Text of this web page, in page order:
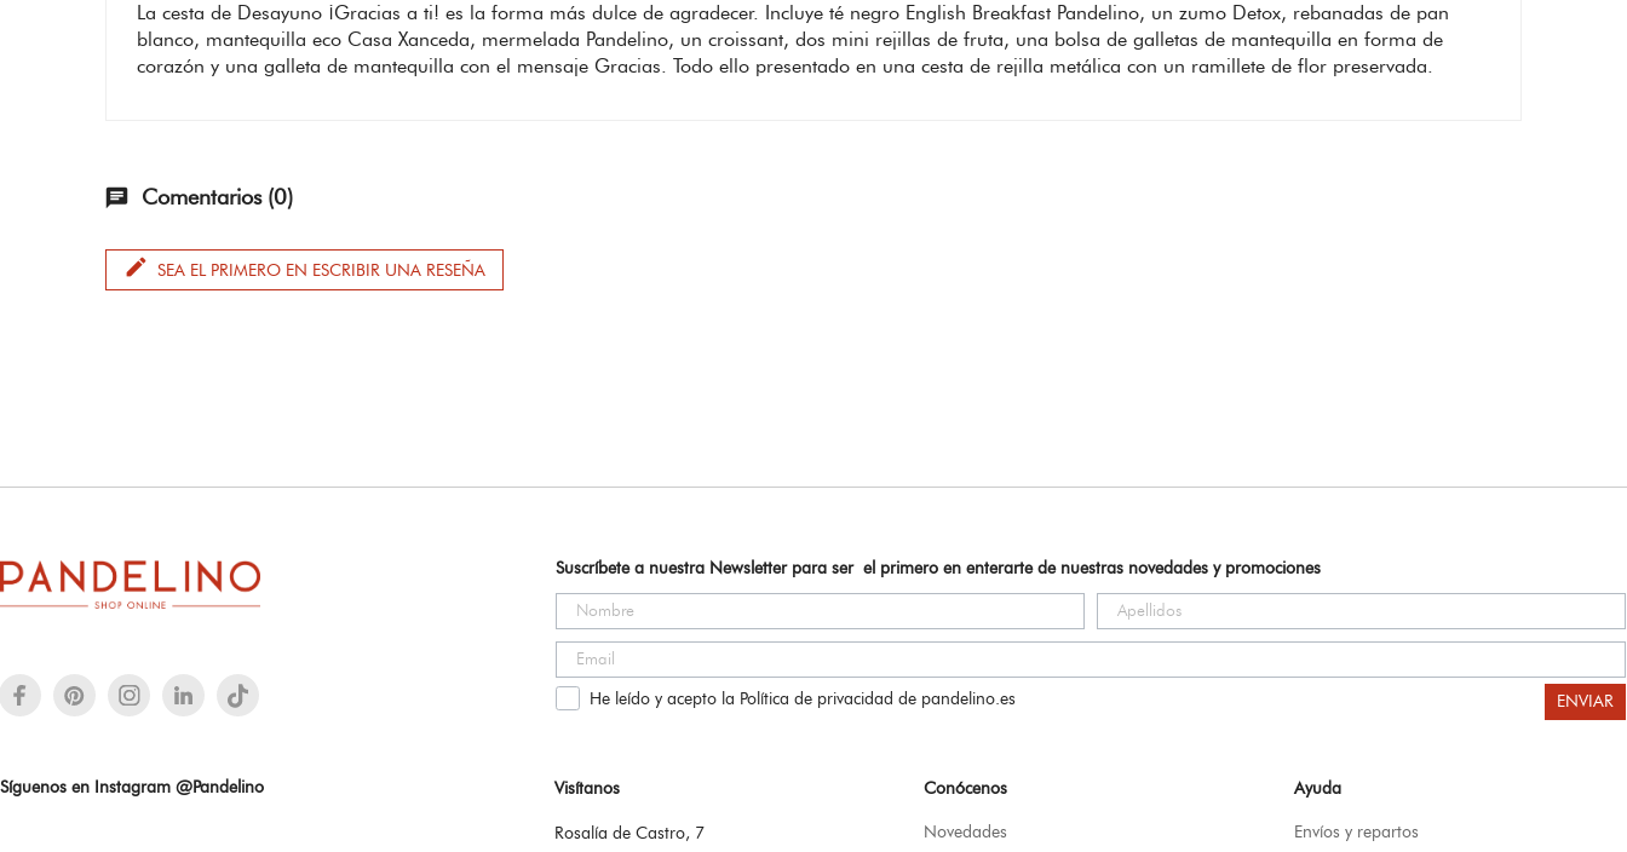
La cesta de Desayuno ¡Gracias a ti! es la forma más dulce de agradecer. Incluye té negro English Breakfast Pandelino, un zumo Detox, rebanadas de pan
blanco, mantequilla eco Casa Xanceda, mermelada Pandelino, un croissant, dos mini rejillas de fruta, una bolsa de galletas de mantequilla en forma de
corazón y una galleta de mantequilla con el mensaje Gracias. Todo ello presentado en una cesta de rejilla metálica con un ramillete de flor preservada.
chat Comentarios (0)
edit SEA EL PRIMERO EN ESCRIBIR UNA RESEÑA
Síguenos en Instagram @Pandelino
Suscríbete a nuestra Newsletter para ser el primero en enterarte de nuestras novedades y promociones
He leído y acepto la Política de privacidad de pandelino.es ENVIAR
Visítanos
Rosalía de Castro, 7
Conócenos
Novedades
Ayuda
Envíos y repartos